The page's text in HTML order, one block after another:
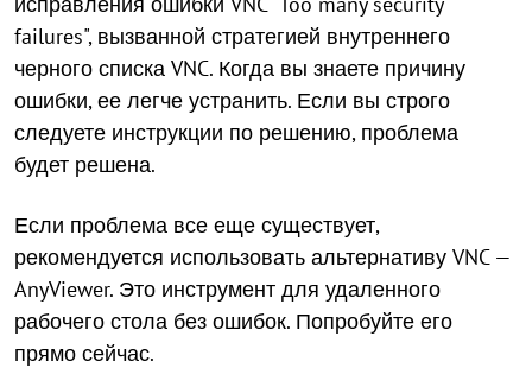
failures", вызванной стратегией внутреннего
черного списка VNC. Когда вы знаете причину
ошибки, ее легче устранить. Если вы строго
следуете инструкции по решению, проблема
будет решена.
Если проблема все еще существует,
рекомендуется использовать альтернативу VNC —
AnyViewer. Это инструмент для удаленного
рабочего стола без ошибок. Попробуйте его
прямо сейчас.